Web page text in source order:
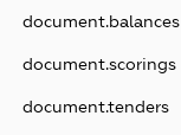
document.balances
document.scorings
document.tenders